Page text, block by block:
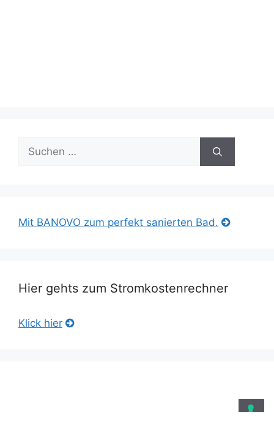
Suche
nach:
Mit BANOVO zum perfekt sanierten Bad.
Hier gehts zum Stromkostenrechner
Klick hier